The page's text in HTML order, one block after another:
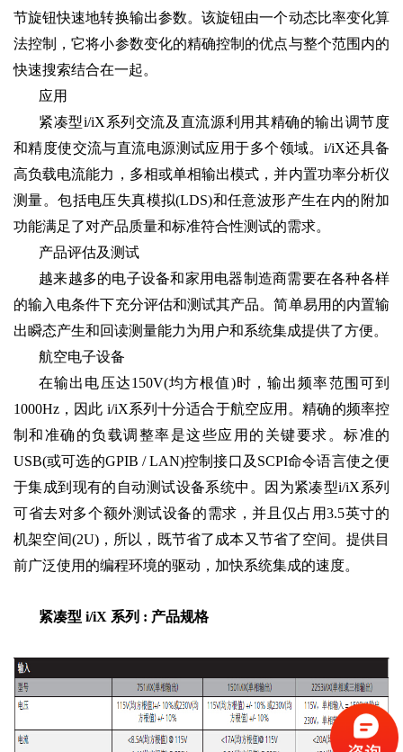
节旋钮快速地转换输出参数。该旋钮由一个动态比率变化算
法控制，它将小参数变化的精确控制的优点与整个范围内的
快速搜索结合在一起。
应用
紧凑型i/iX系列交流及直流源利用其精确的输出调节度
和精度使交流与直流电源测试应用于多个领域。i/iX还具备
高负载电流能力，多相或单相输出模式，并内置功率分析仪
测量。包括电压失真模拟(LDS)和任意波形产生在内的附加
功能满足了对产品质量和标准符合性测试的需求。
产品评估及测试
越来越多的电子设备和家用电器制造商需要在各种各样
的输入电条件下充分评估和测试其产品。简单易用的内置输
出瞬态产生和回读测量能力为用户和系统集成提供了方便。
航空电子设备
在输出电压达150V(均方根值)时，输出频率范围可到
1000Hz，因此 i/iX系列十分适合于航空应用。精确的频率控
制和准确的负载调整率是这些应用的关键要求。标准的
USB(或可选的GPIB / LAN)控制接口及SCPI命令语言使之便
于集成到现有的自动测试设备系统中。因为紧凑型i/iX系列
可省去对多个额外测试设备的需求，并且仅占用3.5英寸的
机架空间(2U)，所以，既节省了成本又节省了空间。提供目
前广泛使用的编程环境的驱动，加快系统集成的速度。
紧凑型 i/iX 系列 : 产品规格